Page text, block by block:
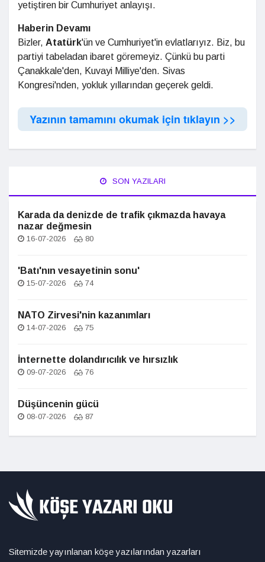
yetiştiren bir Cumhuriyet anlayışı.
Haberin Devamı
Bizler, Atatürk'ün ve Cumhuriyet'in evlatlarıyız. Biz, bu
partiyi tabeladan ibaret göremeyiz. Çünkü bu parti
Çanakkale'den, Kuvayi Milliye'den. Sivas
Kongresi'nden, yokluk yıllarından geçerek geldi.
Yazının tamamını okumak için tıklayın >>
SON YAZILARI
Karada da denizde de trafik çıkmazda havaya
nazar değmesin
16-07-2026 80
'Batı'nın vesayetinin sonu'
15-07-2026 74
NATO Zirvesi'nin kazanımları
14-07-2026 75
İnternette dolandırıcılık ve hırsızlık
09-07-2026 76
Düşüncenin gücü
08-07-2026 87
Sitemizde yayınlanan köşe yazılarından yazarları